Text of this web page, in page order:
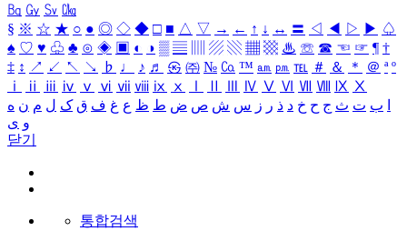
㏃ ㏉ ㏜ ㏆
§ ※ ☆ ★ ○ ● ◎ ◇ ◆ □ ■ △ ▽ → ← ↑ ↓ ↔ 〓 ◁ ◀ ▷ ▶ ♤
♠ ♡ ♥ ♧ ♣ ⊙ ◈ ▣ ◐ ◑ ▒ ▤ ▨ ▧ ▦ ▩ ♨ ☏ ☎ ☜ ☞ ¶ †
‡ ↕ ↗ ↙ ↖ ↘ ♭ ♩ ♪ ♬ ㉿ ㈜ № ㏇ ™ ㏂ ㏘ ℡ ＃ ＆ ＊ ＠ ª º
ⅰ
ⅱ ⅲ ⅳ ⅴ ⅵ ⅶ ⅷ ⅸ ⅹ Ⅳ Ⅴ Ⅵ Ⅶ Ⅷ Ⅸ Ⅹ
ب ت ث ج ح خ د ذ ر ز س ش ص ض ط ظ ع غ ف ق ک ل م ن ه
و ی
닫기
통합검색